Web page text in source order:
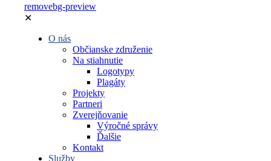
✕
O nás
Občianske združenie
Na stiahnutie
Logotypy
Plagáty
Projekty
Partneri
Zverejňovanie
Výročné správy
Ďalšie
Kontakt
Služby